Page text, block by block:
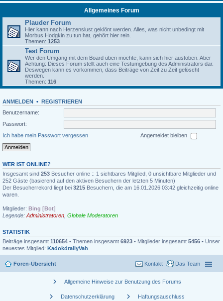
Allgemeines Forum
Plauder Forum
Hier kann nach Herzenslust geklönt werden. Alles, was nicht unbedingt mit
Morbus Hodgkin zu tun hat, gehört hier rein.
Themen: 1253
Test Forum
Wer den Umgang mit dem Board üben möchte, kann sich hier austoben. Aber
Achtung: Dieses Forum stellt auch eine Testumgebung des Administrators dar.
Deswegen kann es vorkommen, dass Beiträge von Zeit zu Zeit gelöscht
werden.
Themen: 116
ANMELDEN • REGISTRIEREN
Benutzername:
Passwort:
Ich habe mein Passwort vergessen
Angemeldet bleiben
WER IST ONLINE?
Insgesamt sind 253 Besucher online :: 1 sichtbares Mitglied, 0 unsichtbare Mitglieder und
252 Gäste (basierend auf den aktiven Besuchern der letzten 5 Minuten)
Der Besucherrekord liegt bei 3215 Besuchern, die am 16.01.2026 03:42 gleichzeitig online
waren.
Mitglieder: Bing [Bot]
Legende: Administratoren Globale Moderatoren
STATISTIK
Beiträge insgesamt 110654 • Themen insgesamt 6923 • Mitglieder insgesamt 5456 • Unser
neuestes Mitglied: KadokdrallyVah
Foren-Übersicht Das Team
Kontakt
chevron_right Allgemeine Hinweise zur Benutzung des Forums
chevron_right Datenschutzerklärung chevron_right Haftungsauschluss